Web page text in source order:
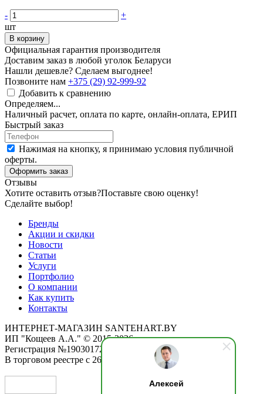
Алексей
-
+
шт
В корзину
Официальная гарантия производителя
Доставим заказ в любой уголок Беларуси
Нашли дешевле? Сделаем выгоднее!
Позвоните нам +375 (29) 92-999-92
Добавить к сравнению
Определяем...
Наличный расчет, оплата по карте, онлайн-оплата, ЕРИП
Быстрый заказ
Нажимая на кнопку, я принимаю условия публичной
оферты.
Оформить заказ
Отзывы
Хотите оставить отзыв?Поставьте свою оценку!
Сделайте выбор!
Бренды
Акции и скидки
Новости
Статьи
Услуги
Портфолио
О компании
Как купить
Контакты
ИНТЕРНЕТ-МАГАЗИН SANTEHART.BY
ИП "Кощеев А.А." © 2015-2026
Регистрация №190301725 от 12.02.2015
В торговом реестре с 26.11.2019